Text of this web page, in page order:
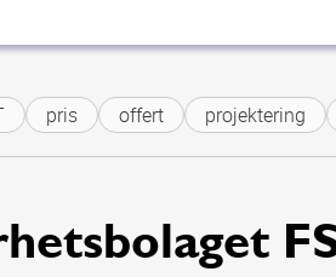
pris offert projektering